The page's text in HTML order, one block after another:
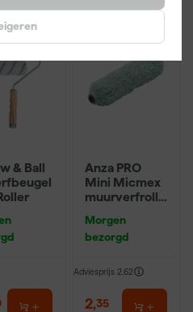
& Ball
Anza PRO
Mini Micmex
muurverfrolle
Morgen
bezorgd
Adviesprijs 2,62
2,35